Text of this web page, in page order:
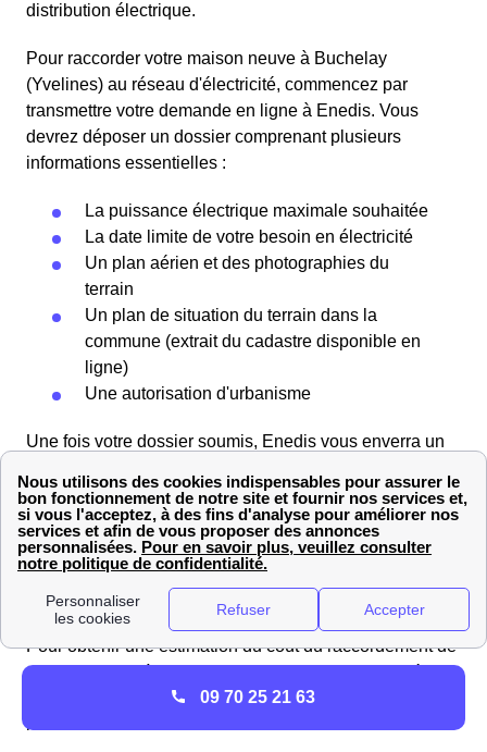
distribution électrique.
Pour raccorder votre maison neuve à Buchelay
(Yvelines) au réseau d'électricité, commencez par
transmettre votre demande en ligne à Enedis. Vous
devrez déposer un dossier comprenant plusieurs
informations essentielles :
La puissance électrique maximale souhaitée
La date limite de votre besoin en électricité
Un plan aérien et des photographies du
terrain
Un plan de situation du terrain dans la
commune (extrait du cadastre disponible en
ligne)
Une autorisation d'urbanisme
Une fois votre dossier soumis, Enedis vous enverra un
prévisionnel, ainsi que les coordonnées du
professionnel Enedis Yvelines dédié à votre projet. Vous
aurez trois mois pour accepter le devis et verser un
acompte. Après cela, les travaux de raccordement seront
réalisés.
Pour obtenir une estimation du coût du raccordement de
votre logement à Buchelay, Enedis propose un barème
tarifaire pour les raccordements. Vous pouvez consulter
les tarifs dans le tableau ci-dessous :
09 70 25 21 63